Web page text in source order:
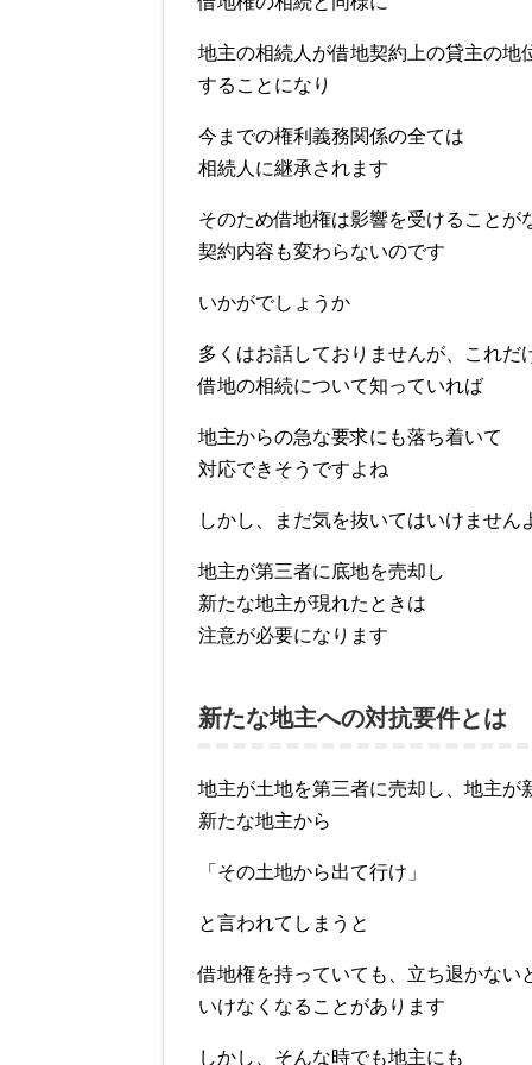
地主の相続人が借地契約上の貸主の地
することになり
今までの権利義務関係の全ては
相続人に継承されます
そのため借地権は影響を受けることが
契約内容も変わらないのです
いかがでしょうか
多くはお話しておりませんが、これだ
借地の相続について知っていれば
地主からの急な要求にも落ち着いて
対応できそうですよね
しかし、まだ気を抜いてはいけません
地主が第三者に底地を売却し
新たな地主が現れたときは
注意が必要になります
新たな地主への対抗要件とは
地主が土地を第三者に売却し、地主が
新たな地主から
「その土地から出て行け」
と言われてしまうと
借地権を持っていても、立ち退かない
いけなくなることがあります
しかし、そんな時でも地主にも